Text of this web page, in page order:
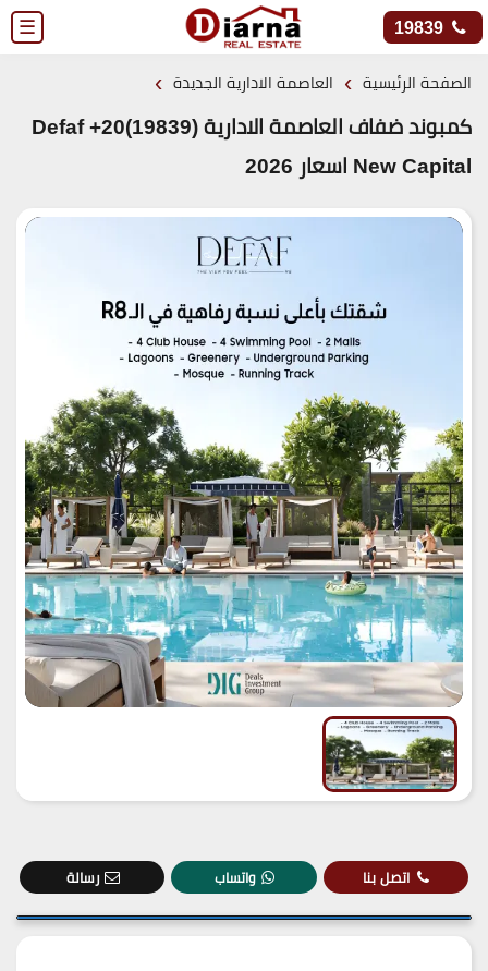
☰ 19839
الصفحة الرئيسية › العاصمة الادارية الجديدة ›
كمبوند ضفاف العاصمة الادارية (19839)20+ Defaf
New Capital اسعار 2026
اتصل بنا واتساب رسالة